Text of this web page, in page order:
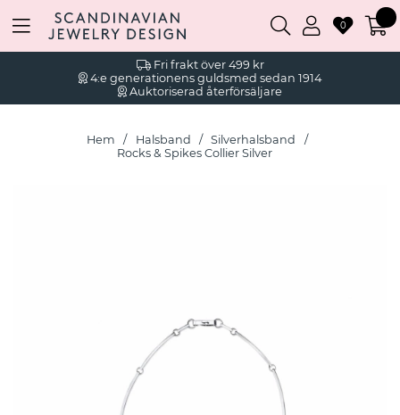
Fri frakt över 499 kr
4:e generationens guldsmed sedan 1914
Auktoriserad återförsäljare
0
Hem Halsband
Silverhalsband
Rocks & Spikes Collier Silver